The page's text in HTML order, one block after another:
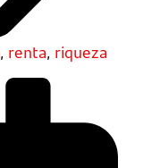
, renta, riqueza